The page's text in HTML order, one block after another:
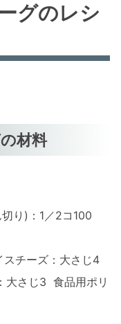
り方
グのレシ
材料
り)：1／2コ100
チーズ：大さじ4
さじ3 食品用ポリ